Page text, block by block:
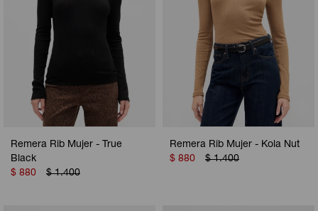
Remera Rib Mujer - True
Black
$ 880 $ 1.400
Remera Rib Mujer - Kola Nut
$ 880 $ 1.400